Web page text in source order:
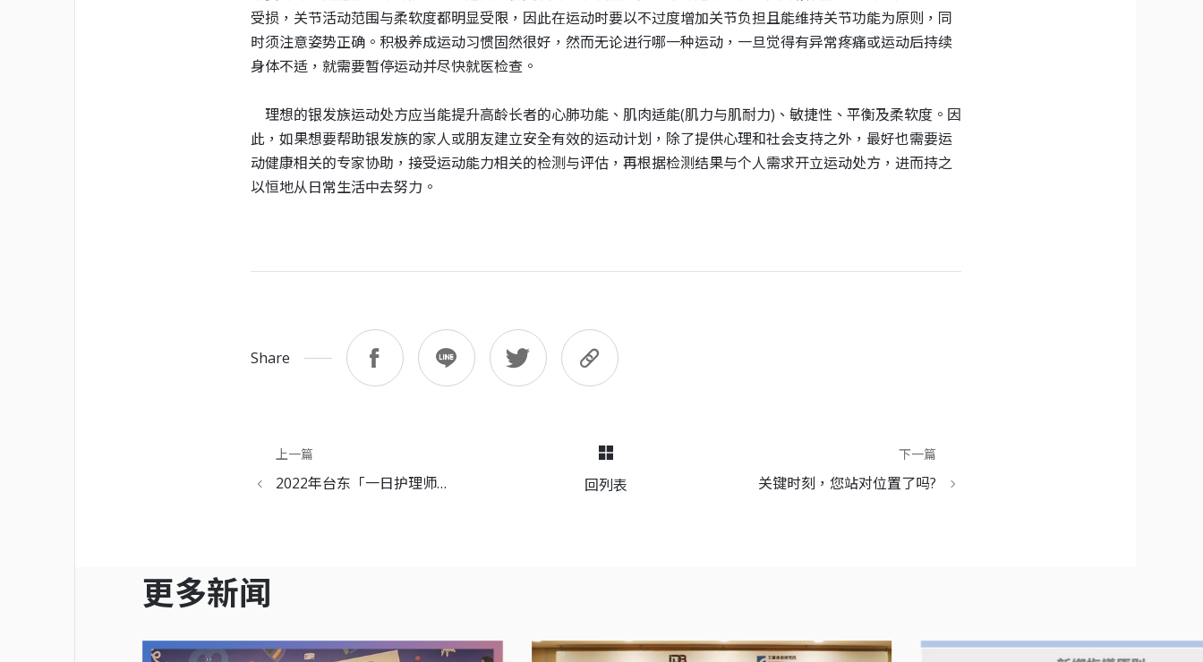
受损，关节活动范围与柔软度都明显受限，因此在运动时要以不过度增加关节负担且能维持关节功能为原则，同
时须注意姿势正确。积极养成运动习惯固然很好，然而无论进行哪一种运动，一旦觉得有异常疼痛或运动后持续
身体不适，就需要暂停运动并尽快就医检查。
理想的银发族运动处方应当能提升高龄长者的心肺功能、肌肉适能(肌力与肌耐力) 、敏捷性、平衡及柔软度。因
此，如果想要帮助银发族的家人或朋友建立安全有效的运动计划，除了提供心理和社会支持之外，最好也需要运
动健康相关的专家协助，接受运动能力相关的检测与评估，再根据检测结果与个人需求开立运动处方，进而持之
以恒地从日常生活中去努力。
Share
上一篇
2022年台东「一日护理师体
回列表
下一篇
关键时刻，您站对位置了吗?
更多新闻